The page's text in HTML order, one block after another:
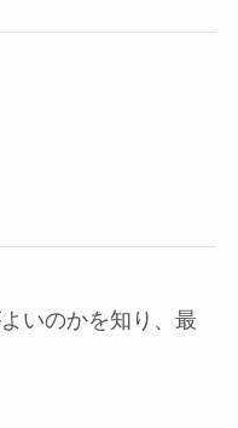
いのかを知り、最